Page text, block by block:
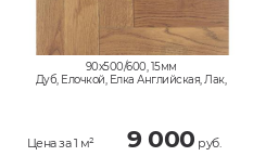
90x500/600, 15мм
Дуб, Елочкой, Елка Английская, Лак,
Цена за 1 м² 9 000 руб.